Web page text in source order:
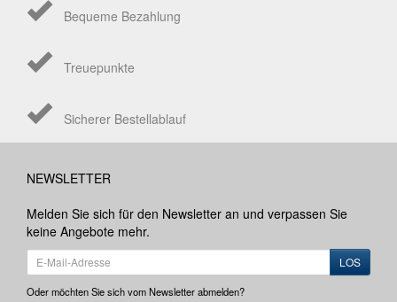
Bequeme Bezahlung
Treuepunkte
Sicherer Bestellablauf
NEWSLETTER
Melden Sie sich für den Newsletter an und verpassen Sie
keine Angebote mehr.
LOS
Oder möchten Sie sich vom Newsletter abmelden?